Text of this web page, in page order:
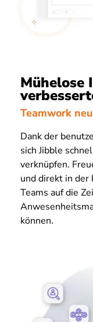
Mühelose
Teamwork
Dank der
sich Jibble
verknüpfen.
und direkt in der
Teams auf die
können.